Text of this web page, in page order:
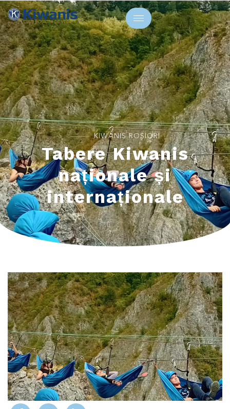
KIWANIS ROȘIORI
Tabere Kiwanis
naționale și
internaționale